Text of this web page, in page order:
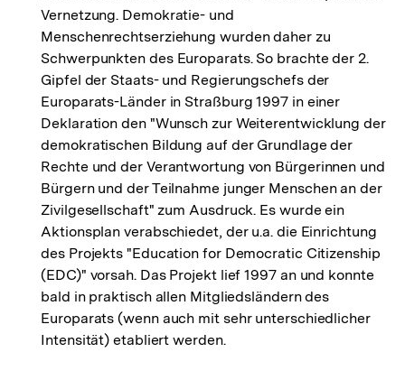
Vernetzung. Demokratie- und
Menschenrechtserziehung wurden daher zu
Schwerpunkten des Europarats. So brachte der 2.
Gipfel der Staats- und Regierungschefs der
Europarats-Länder in Straßburg 1997 in einer
Deklaration den "Wunsch zur Weiterentwicklung der
demokratischen Bildung auf der Grundlage der
Rechte und der Verantwortung von Bürgerinnen und
Bürgern und der Teilnahme junger Menschen an der
Zivilgesellschaft" zum Ausdruck. Es wurde ein
Aktionsplan verabschiedet, der u.a. die Einrichtung
des Projekts "Education for Democratic Citizenship
(EDC)" vorsah. Das Projekt lief 1997 an und konnte
bald in praktisch allen Mitgliedsländern des
Europarats (wenn auch mit sehr unterschiedlicher
Intensität) etabliert werden.